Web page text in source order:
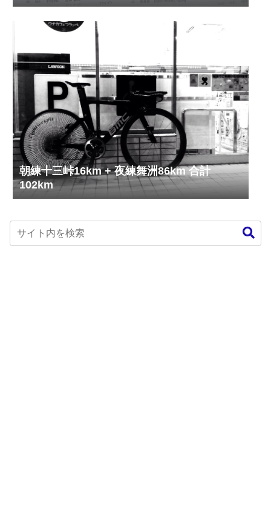
朝練十三峠16km + 夜練舞洲86km 合計
102km